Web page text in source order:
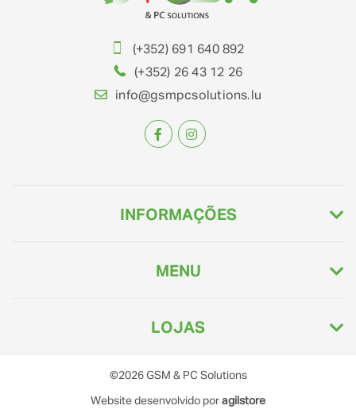
(+352) 691 640 892
(+352) 26 43 12 26
info@gsmpcsolutions.lu
INFORMAÇÕES
MENU
LOJAS
©2026 GSM & PC Solutions
Website desenvolvido por agilstore